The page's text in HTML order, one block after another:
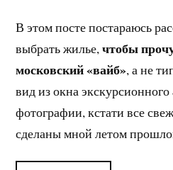
В этом посте постараюсь
выбрать жилье,чтобы
московский «вайб», а не
вид из окна
фотографии, кстати все
сделаны мной летом